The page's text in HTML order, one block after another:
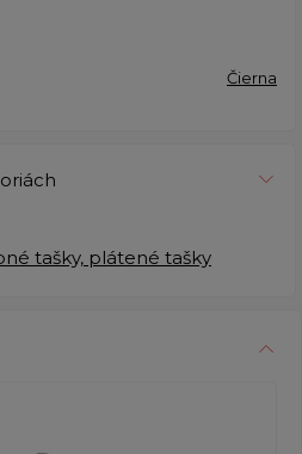
Čierna
tašky, plátené tašky